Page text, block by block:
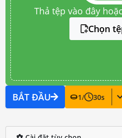
Thả tệp vào đây
Chọn
BẮT ĐẦU 1/ 30s